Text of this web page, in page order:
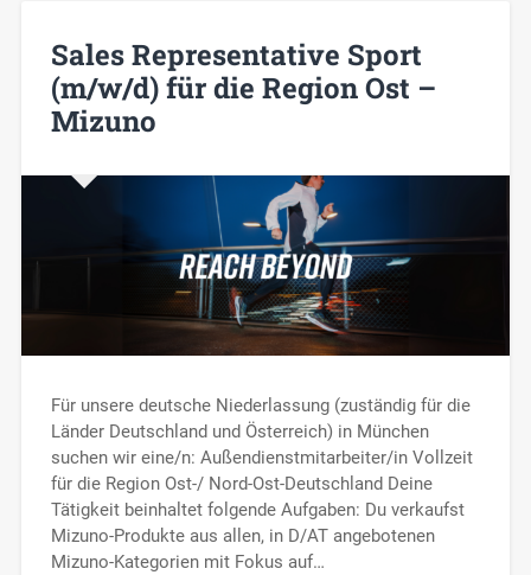
Sales Representative Sport
(m/w/d) für die Region Ost –
Mizuno
Für unsere deutsche Niederlassung (zuständig für die
Länder Deutschland und Österreich) in München
suchen wir eine/n: Außendienstmitarbeiter/in Vollzeit
für die Region Ost-/ Nord-Ost-Deutschland Deine
Tätigkeit beinhaltet folgende Aufgaben: Du verkaufst
Mizuno-Produkte aus allen, in D/AT angebotenen
Mizuno-Kategorien mit Fokus auf…